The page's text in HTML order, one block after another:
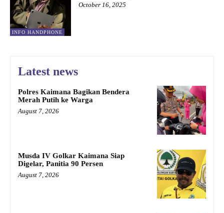
INFO HANDPHONE
October 16, 2025
Latest news
Polres Kaimana Bagikan Bendera
Merah Putih ke Warga
August 7, 2026
Musda IV Golkar Kaimana Siap
Digelar, Panitia 90 Persen
August 7, 2026